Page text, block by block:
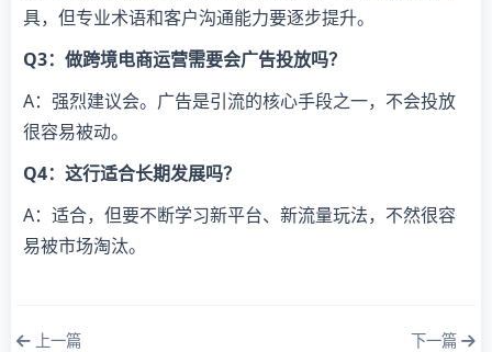
具，但专业术语和客户沟通能力要逐步提升。
Q3：做跨境电商运营需要会广告投放吗？
A：强烈建议会。广告是引流的核心手段之一，不会投放
很容易被动。
Q4：这行适合长期发展吗？
A：适合，但要不断学习新平台、新流量玩法，不然很容
易被市场淘汰。
上一篇 下一篇